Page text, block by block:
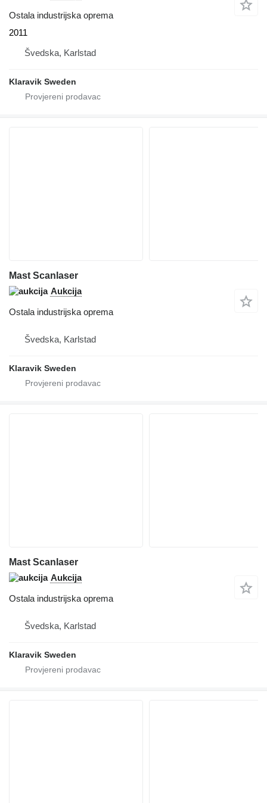
Ostala industrijska oprema
2011
Švedska, Karlstad
Klaravik Sweden
Mast Scanlaser
Aukcija
Ostala industrijska oprema
Švedska, Karlstad
Klaravik Sweden
Mast Scanlaser
Aukcija
Ostala industrijska oprema
Švedska, Karlstad
Klaravik Sweden